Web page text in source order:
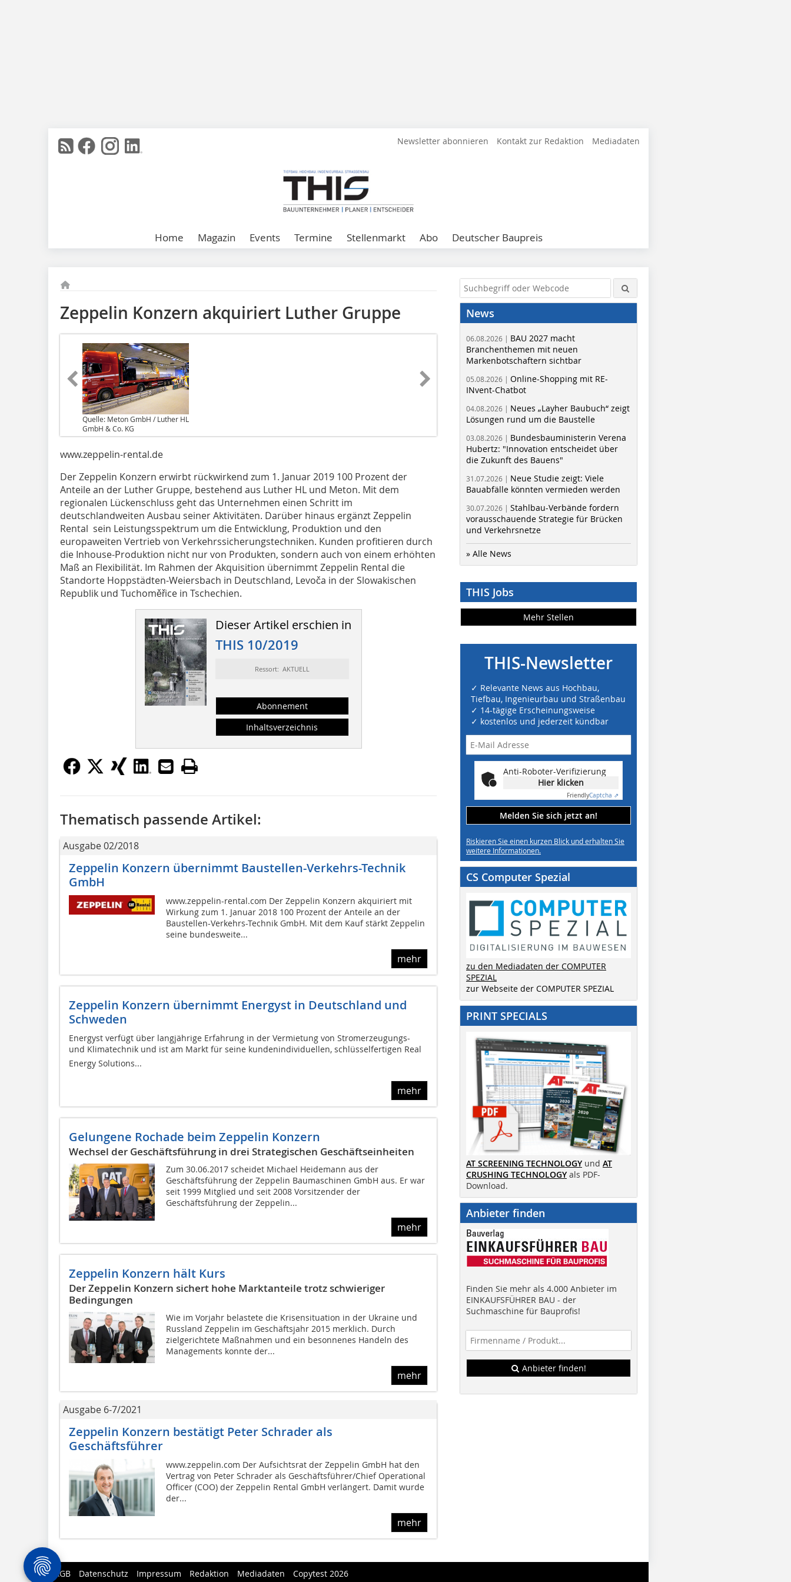
Newsletter abonnieren Kontakt zur Redaktion Mediadaten
Home Magazin Events Termine Stellenmarkt Abo Deutscher Baupreis
Zeppelin Konzern akquiriert Luther Gruppe
Quelle: Meton GmbH / Luther HL
GmbH & Co. KG
www.zeppelin-rental.de
Der Zeppelin Konzern erwirbt rückwirkend zum 1. Januar 2019 100 Prozent der
Anteile an der Luther Gruppe, bestehend aus Luther HL und Meton. Mit dem
regionalen Lückenschluss geht das Unternehmen einen Schritt im
deutschlandweiten Ausbau seiner Aktivitäten. Darüber hinaus ergänzt Zeppelin
Rental sein Leistungsspektrum um die Entwicklung, Produktion und den
europaweiten Vertrieb von Verkehrssicherungstechniken. Kunden profitieren durch
die Inhouse-Produktion nicht nur von Produkten, sondern auch von einem erhöhten
Maß an Flexibilität. Im Rahmen der Akquisition übernimmt Zeppelin Rental die
Standorte Hoppstädten-Weiersbach in Deutschland, Levoča in der Slowakischen
Republik und Tuchoměřice in Tschechien.
Dieser Artikel erschien in
THIS 10/2019
Ressort: AKTUELL
Abonnement
Inhaltsverzeichnis
Thematisch passende Artikel:
Ausgabe 02/2018
Zeppelin Konzern übernimmt Baustellen-Verkehrs-Technik
GmbH
www.zeppelin-rental.com Der Zeppelin Konzern akquiriert mit
Wirkung zum 1. Januar 2018 100 Prozent der Anteile an der
Baustellen-Verkehrs-Technik GmbH. Mit dem Kauf stärkt Zeppelin
seine bundesweite...
mehr
Zeppelin Konzern übernimmt Energyst in Deutschland und
Schweden
Energyst verfügt über langjährige Erfahrung in der Vermietung von Stromerzeugungs-
und Klimatechnik und ist am Markt für seine kundenindividuellen, schlüsselfertigen Real
Energy Solutions...
mehr
Gelungene Rochade beim Zeppelin Konzern
Wechsel der Geschäftsführung in drei Strategischen Geschäftseinheiten
Zum 30.06.2017 scheidet Michael Heidemann aus der
Geschäftsführung der Zeppelin Baumaschinen GmbH aus. Er war
seit 1999 Mitglied und seit 2008 Vorsitzender der
Geschäftsführung der Zeppelin...
mehr
Zeppelin Konzern hält Kurs
Der Zeppelin Konzern sichert hohe Marktanteile trotz schwieriger
Bedingungen
Wie im Vorjahr belastete die Krisensituation in der Ukraine und
Russland Zeppelin im Geschäftsjahr 2015 merklich. Durch
zielgerichtete Maßnahmen und ein besonnenes Handeln des
Managements konnte der...
mehr
Ausgabe 6-7/2021
Zeppelin Konzern bestätigt Peter Schrader als
Geschäftsführer
www.zeppelin.com Der Aufsichtsrat der Zeppelin GmbH hat den
Vertrag von Peter Schrader als Geschäftsführer/Chief Operational
Officer (COO) der Zeppelin Rental GmbH verlängert. Damit wurde
der...
mehr
News
06.08.2026 | BAU 2027 macht
Branchenthemen mit neuen
Markenbotschaftern sichtbar
05.08.2026 | Online-Shopping mit RE-
INvent-Chatbot
04.08.2026 | Neues „Layher Baubuch“ zeigt
Lösungen rund um die Baustelle
03.08.2026 | Bundesbauministerin Verena
Hubertz: "Innovation entscheidet über
die Zukunft des Bauens"
31.07.2026 | Neue Studie zeigt: Viele
Bauabfälle könnten vermieden werden
30.07.2026 | Stahlbau-Verbände fordern
vorausschauende Strategie für Brücken
und Verkehrsnetze
» Alle News
THIS Jobs
Mehr Stellen
THIS-Newsletter
✓ Relevante News aus Hochbau,
Tiefbau, Ingenieurbau und Straßenbau
✓ 14-tägige Erscheinungsweise
✓ kostenlos und jederzeit kündbar
Anti-Roboter-Verifizierung
Hier klicken
FriendlyCaptcha ⇗
Melden Sie sich jetzt an!
Riskieren Sie einen kurzen Blick und erhalten Sie
weitere Informationen.
CS Computer Spezial
zu den Mediadaten der COMPUTER
SPEZIAL
zur Webseite der COMPUTER SPEZIAL
PRINT SPECIALS
AT SCREENING TECHNOLOGY und AT
CRUSHING TECHNOLOGY als PDF-
Download.
Anbieter finden
Finden Sie mehr als 4.000 Anbieter im
EINKAUFSFÜHRER BAU - der
Suchmaschine für Bauprofis!
Anbieter finden!
AGB Datenschutz Impressum Redaktion Mediadaten Copytest 2026